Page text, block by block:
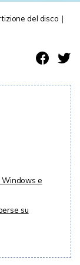
del disco｜
Windows e
su